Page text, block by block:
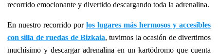
recorrido emocionante y divertido descargando toda la adrenalina.
En nuestro recorrido por los lugares más hermosos y accesibles
con silla de ruedas de Bizkaia, tuvimos la ocasión de divertirnos
muchísimo y descargar adrenalina en un kartódromo que cuenta